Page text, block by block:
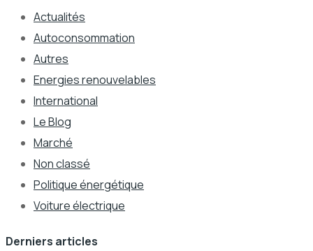
Actualités
Autoconsommation
Autres
Energies renouvelables
International
Le Blog
Marché
Non classé
Politique énergétique
Voiture électrique
Derniers articles